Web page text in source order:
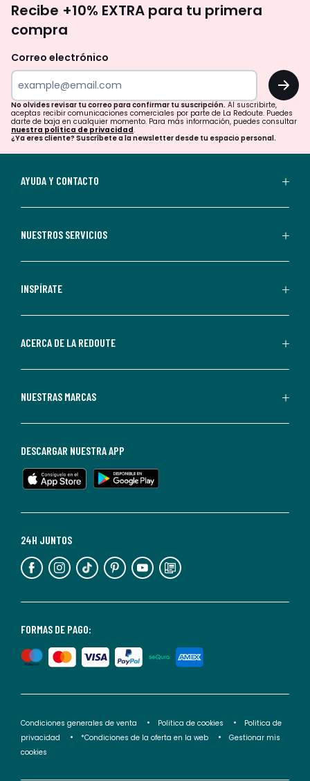
te
tu
para
confirmar
tu
suscripción.
aceptas
comerciales
personalizadas
parte
Redoute.
de
en
cualquier
Para
información,
puedes
nuestra
de
privacidad</2>.
Recibe +10% EXTRA para tu primera
compra
Correo electrónico
OK
No olvides revisar tu correo para confirmar tu suscripción. Al suscribirte,
aceptas recibir comunicaciones comerciales por parte de La Redoute. Puedes
darte de baja en cualquier momento. Para más información, puedes consultar
nuestra política de privacidad.
¿Ya eres cliente? Suscríbete a la newsletter desde tu espacio personal.
AYUDA Y CONTACTO
NUESTROS SERVICIOS
INSPÍRATE
ACERCA DE LA REDOUTE
NUESTRAS MARCAS
FORMAS DE PAGO:
24H JUNTOS
DESCARGAR NUESTRA APP
Condiciones generales de venta Politica de cookies
Politica de
privacidad
*Condiciones de la oferta en la web
Gestionar mis
cookies